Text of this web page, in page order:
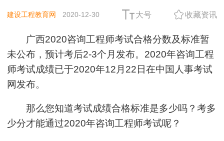
建设工程教育网 2020-12-30 大号 收藏资讯
广西2020咨询工程师考试合格分数及标准暂
未公布，预计考后2-3个月发布。 2020年咨询工程
师考试成绩已于2020年12月22日在中国人事考试
网发布。
那么您知道考试成绩合格标准是多少吗？考多
少分才能通过2020年咨询工程师考试呢？